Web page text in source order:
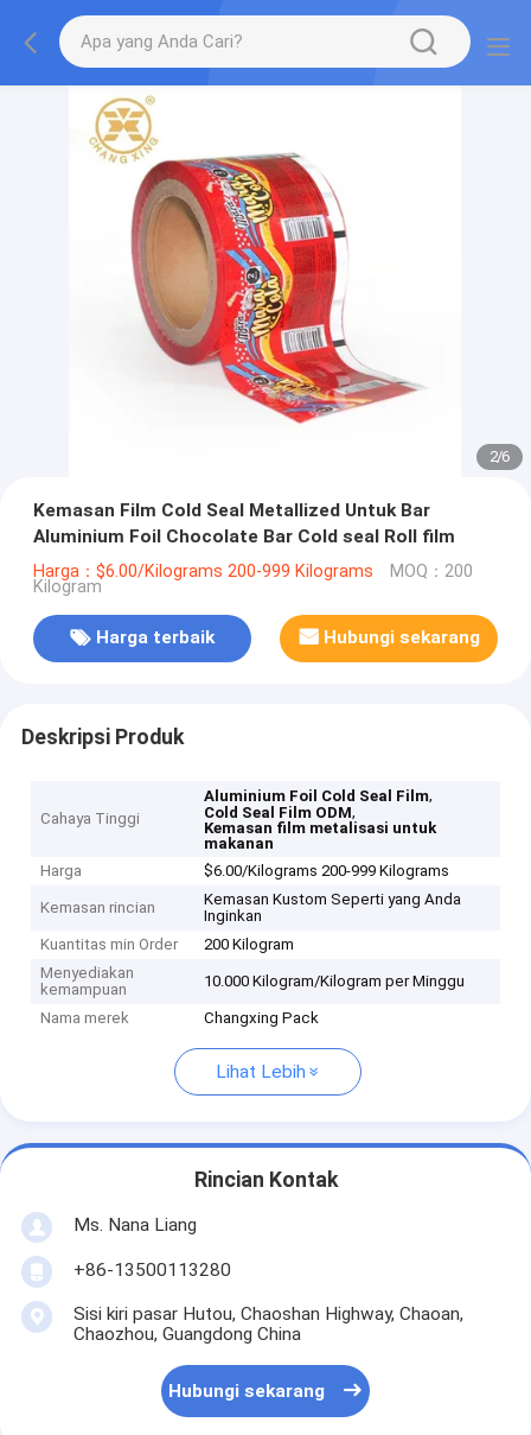
2/6
Kemasan Film Cold Seal Metallized Untuk Bar
Aluminium Foil Chocolate Bar Cold seal Roll film
Harga：$6.00/Kilograms 200-999 Kilograms MOQ：200
Kilogram
Harga terbaik Hubungi sekarang
Deskripsi Produk
Cahaya Tinggi
Aluminium Foil Cold Seal Film,
Cold Seal Film ODM,
Kemasan film metalisasi untuk
makanan
Harga
$6.00/Kilograms 200-999 Kilograms
Kemasan rincian
Kemasan Kustom Seperti yang Anda
Inginkan
Kuantitas min Order
200 Kilogram
Menyediakan
kemampuan
10.000 Kilogram/Kilogram per Minggu
Nama merek Changxing Pack
Lihat Lebih
Rincian Kontak
Ms. Nana Liang
+86-13500113280
Sisi kiri pasar Hutou, Chaoshan Highway, Chaoan,
Chaozhou, Guangdong China
Hubungi sekarang